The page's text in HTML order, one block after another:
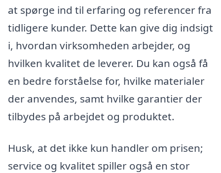
at spørge ind til erfaring og referencer fra
tidligere kunder. Dette kan give dig indsigt
i, hvordan virksomheden arbejder, og
hvilken kvalitet de leverer. Du kan også få
en bedre forståelse for, hvilke materialer
der anvendes, samt hvilke garantier der
tilbydes på arbejdet og produktet.
Husk, at det ikke kun handler om prisen;
service og kvalitet spiller også en stor